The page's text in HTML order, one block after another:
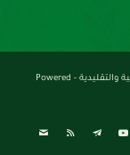
© Copyright - الاتحاد العربي للأسر المنتجة والصناعات الحرفية والتقليدية - Powered